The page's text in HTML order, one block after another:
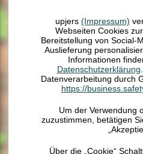
Cookies
upjers (Impressum)
Webseiten Cookies
Bereitstellung von Social-
Auslieferung
Informationen
Datenschutzerklärung
Datenverarbeitung durch
https://
Um der Verwendung
zuzustimmen, betätigen
Über die „Cookie“